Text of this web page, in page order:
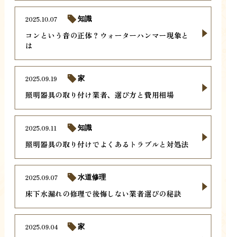
コンという音の正体？ウォーターハンマー現象と
は
2025.10.07 知識
照明器具の取り付け業者、選び方と費用相場
2025.09.19 家
照明器具の取り付けでよくあるトラブルと対処法
2025.09.11 知識
床下水漏れの修理で後悔しない業者選びの秘訣
2025.09.07 水道修理
2025.09.04 家